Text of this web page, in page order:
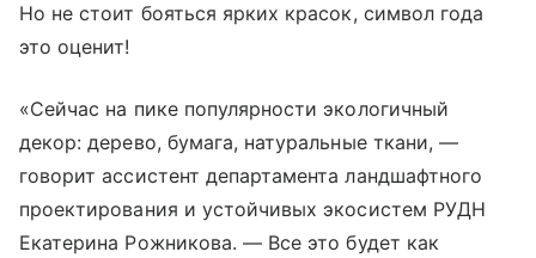
Но не стоит бояться ярких красок, символ года
это оценит!
«Сейчас на пике популярности экологичный
декор: дерево, бумага, натуральные ткани, —
говорит ассистент департамента ландшафтного
проектирования и устойчивых экосистем РУДН
Екатерина Рожникова. — Все это будет как